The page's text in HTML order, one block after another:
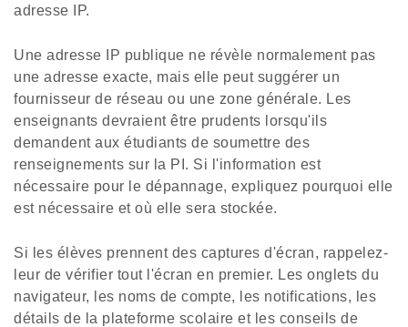
adresse IP.
Une adresse IP publique ne révèle normalement pas
une adresse exacte, mais elle peut suggérer un
fournisseur de réseau ou une zone générale. Les
enseignants devraient être prudents lorsqu'ils
demandent aux étudiants de soumettre des
renseignements sur la PI. Si l'information est
nécessaire pour le dépannage, expliquez pourquoi elle
est nécessaire et où elle sera stockée.
Si les élèves prennent des captures d'écran, rappelez-
leur de vérifier tout l'écran en premier. Les onglets du
navigateur, les noms de compte, les notifications, les
détails de la plateforme scolaire et les conseils de